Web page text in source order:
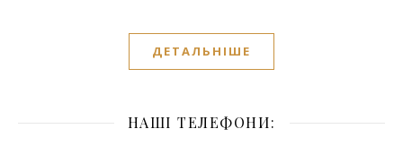
ДЕТАЛЬНІШЕ
НАШІ ТЕЛЕФОНИ: